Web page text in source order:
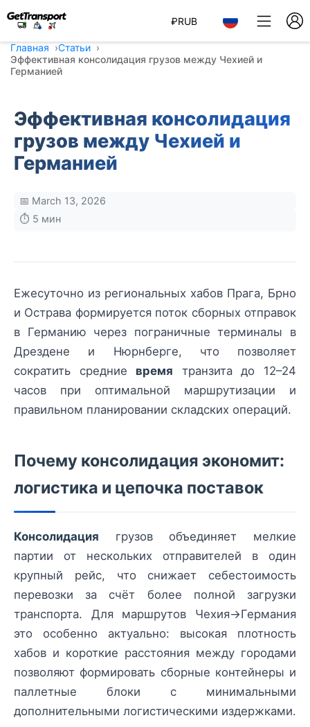
₽RUB
Главная
Статьи
Эффективная консолидация грузов между Чехией и
Германией
Эффективная консолидация
грузов между Чехией и
Германией
📅 March 13, 2026
⏱️ 5 мин
Ежесуточно из региональных хабов Прага, Брно
и Остравa формируется поток сборных отправок
в Германию через пограничные терминалы в
Дрездене и Нюрнберге, что позволяет
сократить средние время транзита до 12–24
часов при оптимальной маршрутизации и
правильном планировании складских операций.
Почему консолидация экономит:
логистика и цепочка поставок
Консолидация грузов объединяет мелкие
партии от нескольких отправителей в один
крупный рейс, что снижает себестоимость
перевозки за счёт более полной загрузки
транспорта. Для маршрутов Чехия→Германия
это особенно актуально: высокая плотность
хабов и короткие расстояния между городами
позволяют формировать сборные контейнеры и
паллетные блоки с минимальными
дополнительными логистическими издержками.